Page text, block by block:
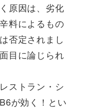
原因は、劣化
料によるもの
否定されまし
目に論じられ
ストラン・シ
が効く！とい